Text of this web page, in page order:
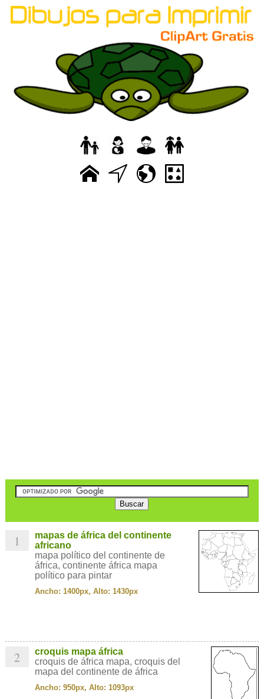
1
mapas de áfrica del continente
africano
mapa político del continente de
áfrica, continente áfrica mapa
político para pintar
Ancho: 1400px, Alto: 1430px
2
croquis mapa áfrica
croquis de áfrica mapa, croquis del
mapa del continente de áfrica
Ancho: 950px, Alto: 1093px